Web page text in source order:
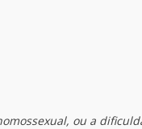
ou a